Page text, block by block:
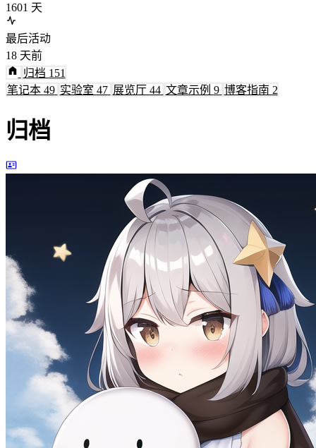
1601 天
最后活动
18 天前
归档 151
笔记本 49 实验室 47 展览厅 44 文章示例 9 博客指南 2
归档